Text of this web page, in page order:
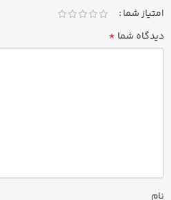
امتیاز شما
دیدگاه شما *
نام